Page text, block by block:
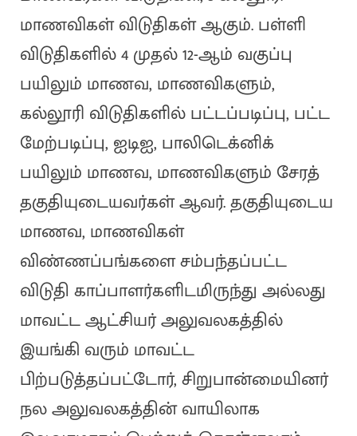
மாணவிகள் விடுதிகள் ஆகும். பள்ளி
விடுதிகளில் 4 முதல் 12-ஆம் வகுப்பு
பயிலும் மாணவ, மாணவிகளும்,
கல்லூரி விடுதிகளில் பட்டப்படிப்பு, பட்ட
மேற்படிப்பு, ஐடிஐ, பாலிடெக்னிக்
பயிலும் மாணவ, மாணவிகளும் சேரத்
தகுதியுடையவர்கள் ஆவர். தகுதியுடைய
மாணவ, மாணவிகள்
விண்ணப்பங்களை சம்பந்தப்பட்ட
விடுதி காப்பாளர்களிடமிருந்து அல்லது
மாவட்ட ஆட்சியர் அலுவலகத்தில்
இயங்கி வரும் மாவட்ட
பிற்படுத்தப்பட்டோர், சிறுபான்மையினர்
நல அலுவலகத்தின் வாயிலாக